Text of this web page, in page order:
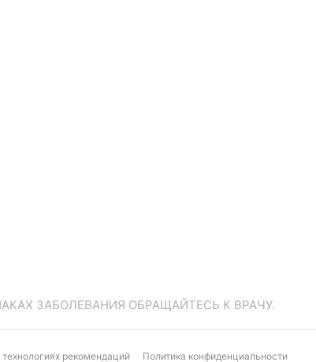
ЗАБОЛЕВАНИЯ ОБРАЩАЙТЕСЬ К ВРАЧУ.
рекомендаций Политика конфиденциальности